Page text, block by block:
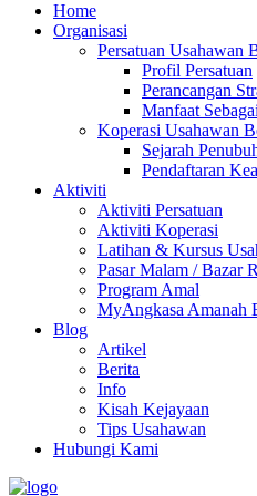
Home
Organisasi
Persatuan Usahawan
Profil Persatuan
Perancangan
Manfaat
Koperasi Usahawan
Sejarah
Pendaftaran
Aktiviti
Aktiviti Persatuan
Aktiviti Koperasi
Latihan & Kursus
Pasar Malam / Bazar
Program Amal
MyAngkasa Amanah
Blog
Artikel
Berita
Info
Kisah Kejayaan
Tips Usahawan
Hubungi Kami